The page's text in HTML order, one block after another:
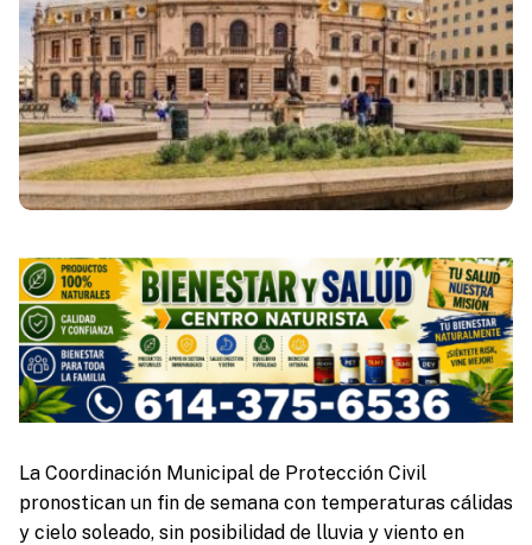
La Coordinación Municipal de Protección Civil
pronostican un fin de semana con temperaturas cálidas
y cielo soleado, sin posibilidad de lluvia y viento en